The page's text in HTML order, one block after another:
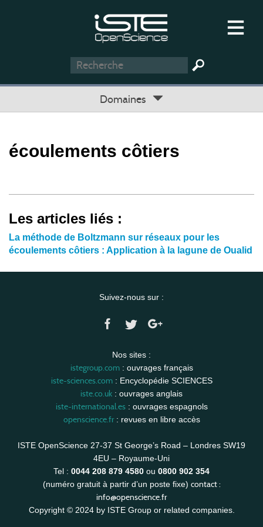
Domaines
écoulements côtiers
Les articles liés :
La méthode de Boltzmann sur réseaux pour les
écoulements côtiers : Application à la lagune de Oualid
Suivez-nous sur :
Nos sites :
istegroup.com: ouvrages français
iste-sciences.com: Encyclopédie SCIENCES
iste.co.uk : ouvrages anglais
iste-international.es: ouvrages espagnols
openscience.fr: revues en libre accès
ISTE OpenScience 27-37 St George’s Road – Londres SW19
4EU – Royaume-Uni
Tel : 0044 208 879 4580 ou 0800 902 354
(numéro gratuit à partir d’un poste fixe) contact :
info@openscience.fr
Copyright © 2024 by ISTE Group or related companies.